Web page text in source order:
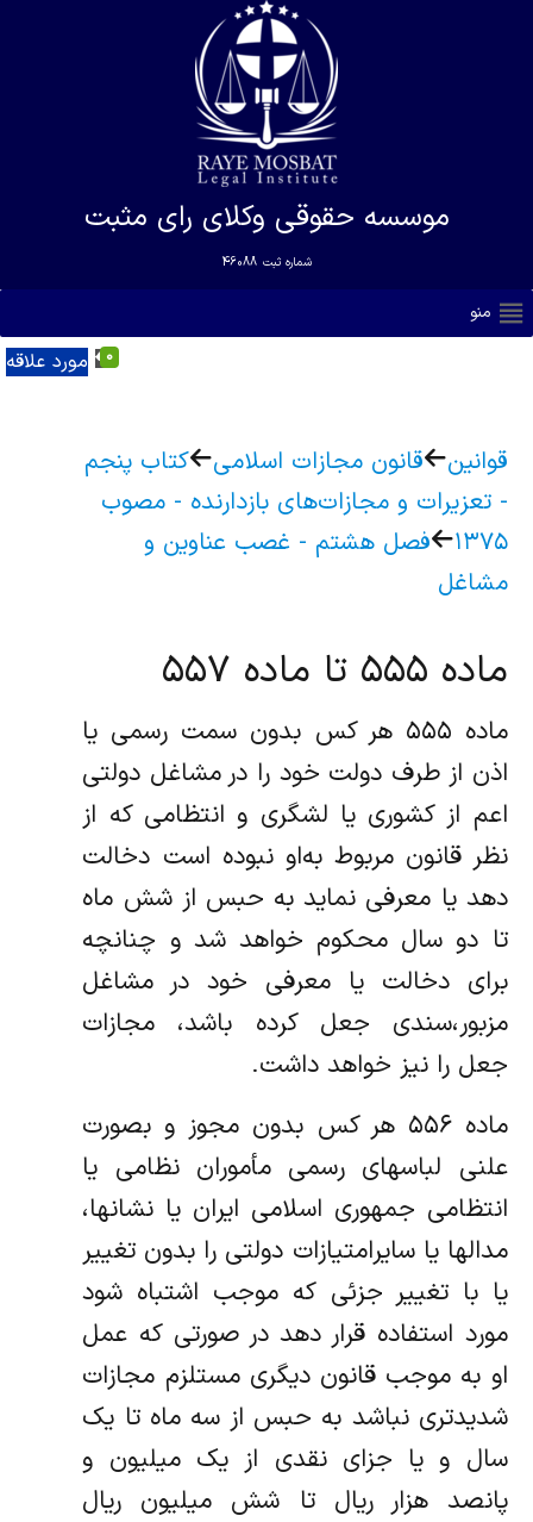
موسسه حقوقی وکلای رای مثبت
شماره ثبت 46088
منو
مورد علاقه 0
قوانین قانون مجازات اسلامی
کتاب پنجم
- تعزیرات و مجازات‌های بازدارنده - مصوب
۱۳۷۵
فصل هشتم - غصب عناوین و
مشاغل
ماده ۵۵۵ تا ماده ۵۵۷
ماده ۵۵۵ هر کس بدون سمت رسمی یا
اذن از طرف دولت خود را در مشاغل دولتی
اعم از کشوری یا لشگری و انتظامی که از
نظر قانون مربوط به‌او نبوده است دخالت
دهد یا معرفی نماید به حبس از شش ماه
تا دو سال محکوم خواهد شد و چنانچه
برای دخالت یا معرفی خود در مشاغل
مزبور،‌سندی جعل کرده باشد، مجازات
جعل را نیز خواهد داشت.
ماده ۵۵۶ هر کس بدون مجوز و بصورت
علنی لباسهای رسمی مأموران نظامی یا
انتظامی جمهوری اسلامی ایران یا نشانها،
مدالها یا سایر‌امتیازات دولتی را بدون تغییر
یا با تغییر جزئی که موجب اشتباه شود
مورد استفاده قرار دهد در صورتی که عمل
او به موجب قانون دیگری مستلزم‌ مجازات
شدیدتری نباشد به حبس از سه ماه تا یک
سال و یا جزای نقدی از یک میلیون و
پانصد هزار ریال تا شش میلیون ریال